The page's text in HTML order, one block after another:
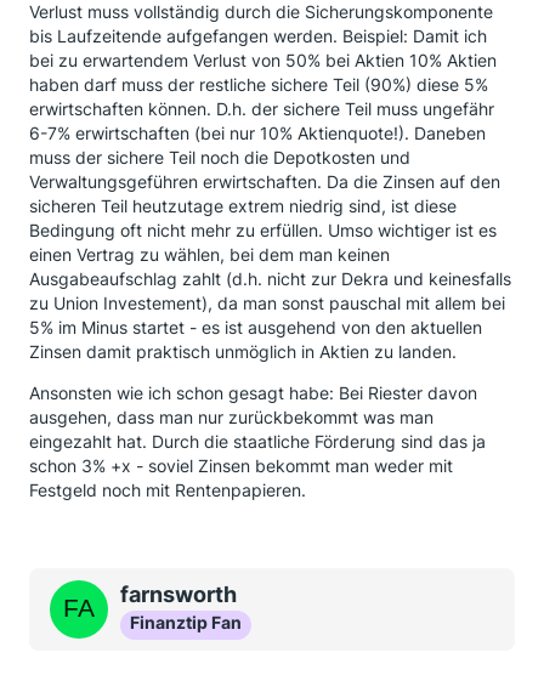
Verlust muss vollständig durch die Sicherungskomponente
bis Laufzeitende aufgefangen werden. Beispiel: Damit ich
bei zu erwartendem Verlust von 50% bei Aktien 10% Aktien
haben darf muss der restliche sichere Teil (90%) diese 5%
erwirtschaften können. D.h. der sichere Teil muss ungefähr
6-7% erwirtschaften (bei nur 10% Aktienquote!). Daneben
muss der sichere Teil noch die Depotkosten und
Verwaltungsgeführen erwirtschaften. Da die Zinsen auf den
sicheren Teil heutzutage extrem niedrig sind, ist diese
Bedingung oft nicht mehr zu erfüllen. Umso wichtiger ist es
einen Vertrag zu wählen, bei dem man keinen
Ausgabeaufschlag zahlt (d.h. nicht zur Dekra und keinesfalls
zu Union Investement), da man sonst pauschal mit allem bei
5% im Minus startet - es ist ausgehend von den aktuellen
Zinsen damit praktisch unmöglich in Aktien zu landen.
Ansonsten wie ich schon gesagt habe: Bei Riester davon
ausgehen, dass man nur zurückbekommt was man
eingezahlt hat. Durch die staatliche Förderung sind das ja
schon 3% +x - soviel Zinsen bekommt man weder mit
Festgeld noch mit Rentenpapieren.
farnsworth
Finanztip Fan